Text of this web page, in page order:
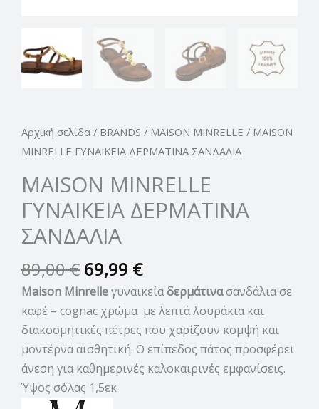
Αρχική σελίδα / BRANDS / MAISON MINRELLE / MAISON
MINRELLE ΓΥΝΑΙΚΕΙΑ ΔΕΡΜΑΤΙΝΑ ΣΑΝΔΑΛΙΑ
MAISON MINRELLE
ΓΥΝΑΙΚΕΙΑ ΔΕΡΜΑΤΙΝΑ
ΣΑΝΔΑΛΙΑ
89,00€ 69,99 €
Maison Minrelleγυναικείαδερμάτινασανδάλια σε
καφέ – cognac χρώμα με λεπτά λουράκια και
διακοσμητικές πέτρες που χαρίζουν κομψή και
μοντέρνα αισθητική. Ο επίπεδος πάτος προσφέρει
άνεση για καθημερινές καλοκαιρινές εμφανίσεις.
Ύψος σόλας 1,5εκ